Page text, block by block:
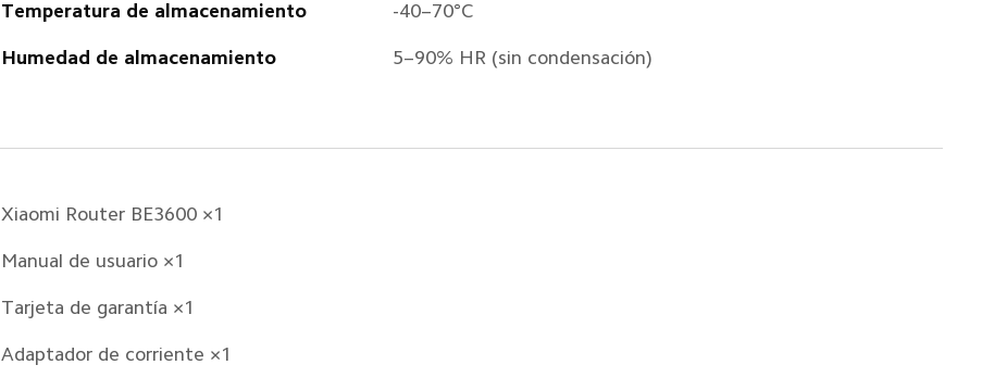
Temperatura de almacenamiento -40–70°C
Humedad de almacenamiento 5–90% HR (sin condensación)
Xiaomi Router BE3600 ×1
Manual de usuario ×1
Tarjeta de garantía ×1
Adaptador de corriente ×1